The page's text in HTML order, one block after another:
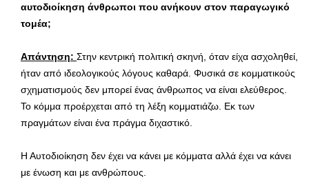
αυτοδιοίκηση άνθρωποι που ανήκουν στον παραγωγικό
τομέα;
Απάντηση: Στην κεντρική πολιτική σκηνή, όταν είχα ασχοληθεί,
ήταν από ιδεολογικούς λόγους καθαρά. Φυσικά σε κομματικούς
σχηματισμούς δεν μπορεί ένας άνθρωπος να είναι ελεύθερος.
Το κόμμα προέρχεται από τη λέξη κομματιάζω. Εκ των
πραγμάτων είναι ένα πράγμα διχαστικό.
Η Αυτοδιοίκηση δεν έχει να κάνει με κόμματα αλλά έχει να κάνει
με ένωση και με ανθρώπους.